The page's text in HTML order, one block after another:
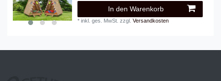
In den Warenkorb
*inkl. ges. MwSt. zzgl.Versandkosten